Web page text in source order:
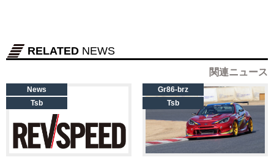
RELATED NEWS
関連ニュース
News
Tsb
Gr86-brz
Tsb